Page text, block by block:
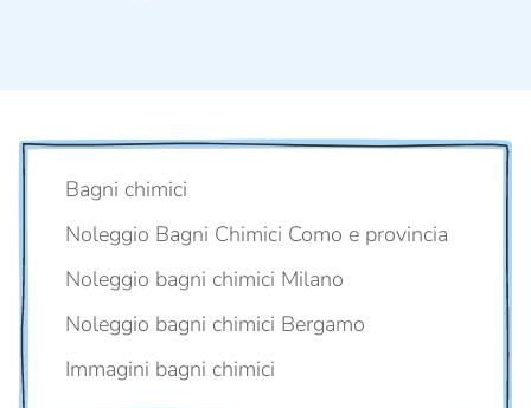
Bagni chimici
Noleggio Bagni Chimici Como e provincia
Noleggio bagni chimici Milano
Noleggio bagni chimici Bergamo
Immagini bagni chimici